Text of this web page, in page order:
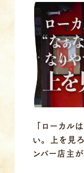
「ローカル
い。上を見
ンバー店主